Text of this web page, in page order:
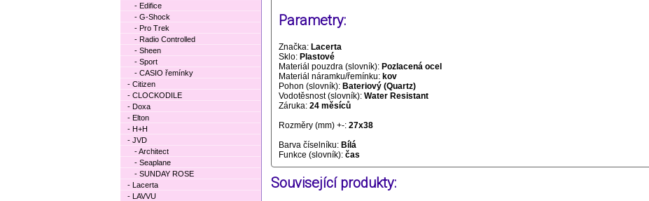
Parametry:
Značka: Lacerta
Sklo: Plastové
Materiál pouzdra (slovník): Pozlacená ocel
Materiál náramku/řemínku: kov
Pohon (slovník): Bateriový (Quartz)
Vodotěsnost (slovník): Water Resistant
Záruka: 24 měsíců
Rozměry (mm) +-: 27x38
Barva číselníku: Bílá
Funkce (slovník): čas
Související produkty:
- Edifice
- G-Shock
- Pro Trek
- Radio Controlled
- Sheen
- Sport
- CASIO řemínky
- Citizen
- CLOCKODILE
- Doxa
- Elton
- H+H
- JVD
- Architect
- Seaplane
- SUNDAY ROSE
- Lacerta
- LAVVU